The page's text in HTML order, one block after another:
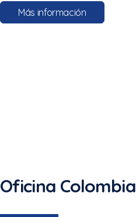
Más información
Oficina Colombia